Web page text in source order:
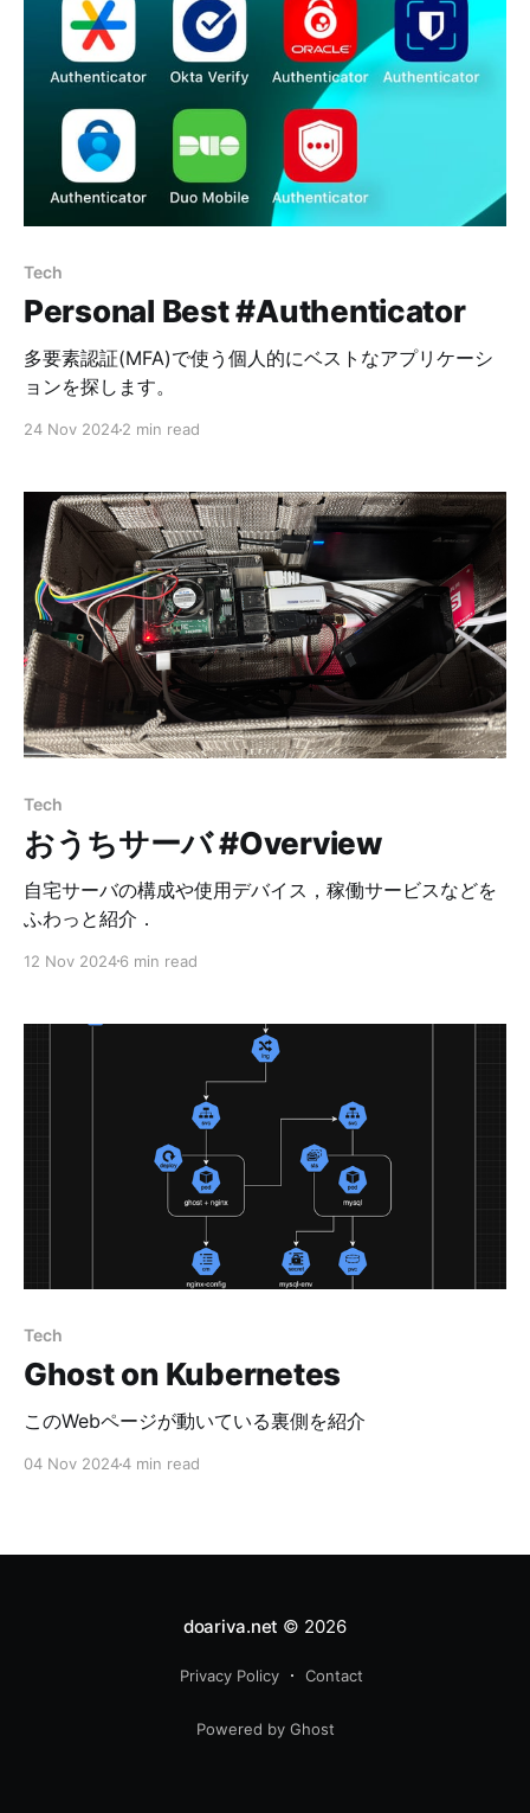
Tech
Personal Best #Authenticator
多要素認証(MFA)で使う個人的にベストなアプリケーシ
ョンを探します。
24 Nov 20242 min read
Tech
おうちサーバ #Overview
自宅サーバの構成や使用デバイス，稼働サービスなどを
ふわっと紹介．
12 Nov 20246 min read
Tech
Ghost on Kubernetes
このWebページが動いている裏側を紹介
04 Nov 20244 min read
doariva.net © 2026
Privacy Policy Contact
Powered by Ghost